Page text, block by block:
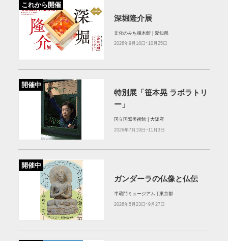
これから開催
深堀隆介展
文化のみち橦木館 | 愛知県
2026年9月18日~10月25日
開催中
特別展「笹本晃 ラボラトリ
ー」
国立国際美術館 | 大阪府
2026年7月19日~11月3日
開催中
ガンダーラの仏像と仏伝
半蔵門ミュージアム | 東京都
2026年5月23日~9月27日